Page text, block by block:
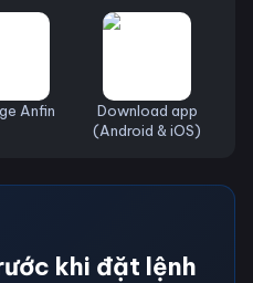
Anfin
Download app
(Android & iOS)
khi đặt lệnh